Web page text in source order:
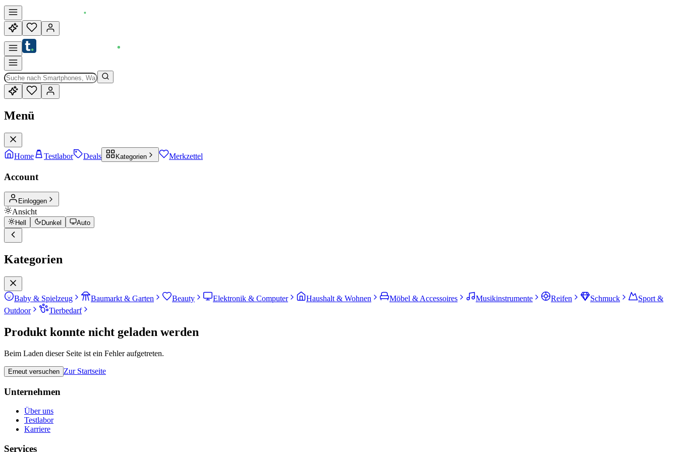
Menü
Home Testlabor Deals Kategorien Merkzettel
Account
Einloggen
Ansicht
Hell Dunkel Auto
Kategorien
Baby & Spielzeug Baumarkt & Garten Beauty Elektronik & Computer Haushalt & Wohnen Möbel & Accessoires Musikinstrumente Reifen Schmuck
Sport &
Outdoor
Tierbedarf
Produkt konnte nicht geladen werden
Beim Laden dieser Seite ist ein Fehler aufgetreten.
Erneut versuchen Zur Startseite
Unternehmen
Über uns
Testlabor
Karriere
Services